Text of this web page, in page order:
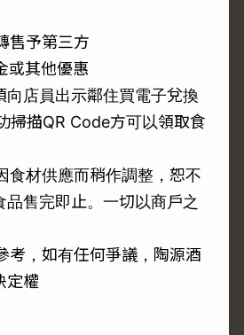
售予第三方
或其他優惠
向店員出示鄰住買電子兌換
掃描QR Code方可以領取食
食材供應而稍作調整，恕不
品售完即止。一切以商戶之
考，如有任何爭議，陶源酒
定權